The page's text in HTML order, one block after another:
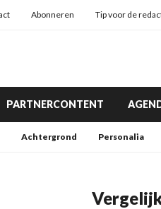
Abonneren Tip voor de
PARTNERCONTENT
Achtergrond Personalia